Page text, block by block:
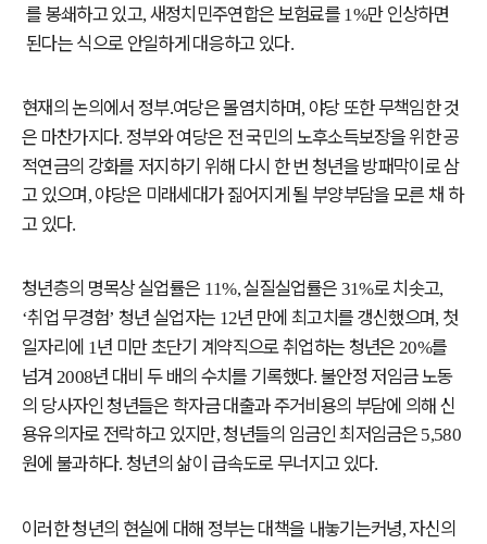
를 봉쇄하고 있고, 새정치민주연합은 보험료를 1%만 인상하면
된다는 식으로 안일하게 대응하고 있다.
현재의 논의에서 정부․여당은 몰염치하며, 야당 또한 무책임한 것
은 마찬가지다. 정부와 여당은 전 국민의 노후소득보장을 위한 공
적연금의 강화를 저지하기 위해 다시 한 번 청년을 방패막이로 삼
고 있으며,야당은 미래세대가 짊어지게 될 부양부담을 모른 채 하
고 있다.
청년층의 명목상 실업률은 11%,실질실업률은 31%로 치솟고,
‘취업 무경험’청년 실업자는 12년 만에 최고치를 갱신했으며, 첫
일자리에 1년 미만 초단기 계약직으로 취업하는 청년은20%를
넘겨 2008년 대비 두 배의 수치를 기록했다.불안정 저임금 노동
의 당사자인 청년들은 학자금 대출과 주거비용의 부담에 의해 신
용유의자로 전락하고 있지만,청년들의 임금인 최저임금은 5,580
원에 불과하다.청년의 삶이 급속도로 무너지고 있다.
이러한 청년의 현실에 대해 정부는 대책을 내놓기는커녕, 자신의